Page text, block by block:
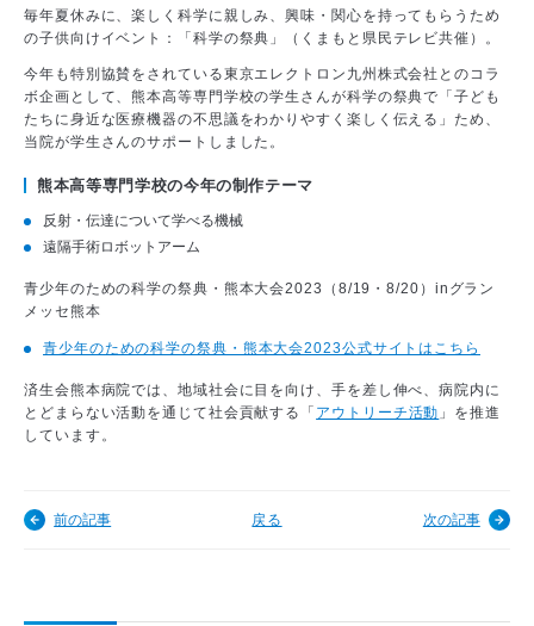
毎年夏休みに、楽しく科学に親しみ、興味・関心を持ってもらうため
の子供向けイベント：「科学の祭典」（くまもと県民テレビ共催）。
今年も特別協賛をされている東京エレクトロン九州株式会社とのコラ
ボ企画として、熊本高等専門学校の学生さんが科学の祭典で「子ども
たちに身近な医療機器の不思議をわかりやすく楽しく伝える」ため、
当院が学生さんのサポートしました。
熊本高等専門学校の今年の制作テーマ
反射・伝達について学べる機械
遠隔手術ロボットアーム
青少年のための科学の祭典・熊本大会2023（8/19・8/20）inグラン
メッセ熊本
青少年のための科学の祭典・熊本大会2023公式サイトはこちら
済生会熊本病院では、地域社会に目を向け、手を差し伸べ、病院内に
とどまらない活動を通じて社会貢献する「 アウトリーチ活動 」を推進
しています。
前の記事 戻る 次の記事